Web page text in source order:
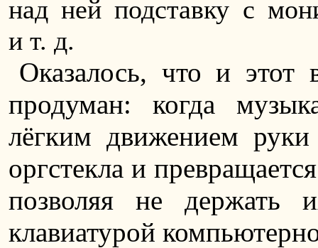
над ней подставку с
и т. д.
Оказалось, что и этот
продуман: когда
лёгким движением
оргстекла и
позволяя не держать
клавиатурой